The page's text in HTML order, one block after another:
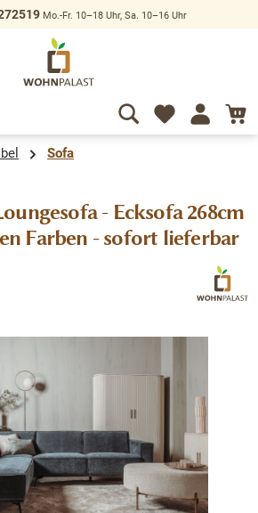
Mo.-Fr. 10–18 Uhr, Sa. 10–16 Uhr
Sofa
- Ecksofa 268cm
Farben - sofort lieferbar